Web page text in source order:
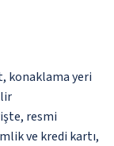
konaklama yeri
resmi
ve kredi kartı,